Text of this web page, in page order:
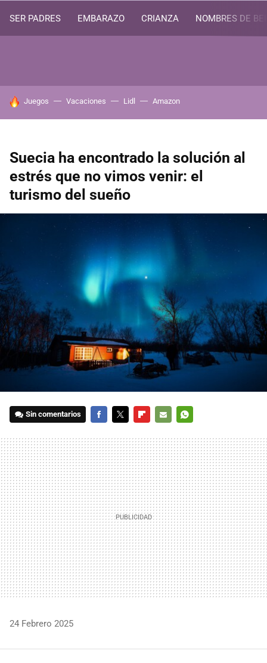
SER PADRES EMBARAZO CRIANZA NOMBRES DE
HOY SE HABLA DE
Juegos Vacaciones Lidl Amazon
Suecia ha encontrado la solución al
estrés que no vimos venir: el
turismo del sueño
Sin comentarios
MAIL
24 Febrero 2025